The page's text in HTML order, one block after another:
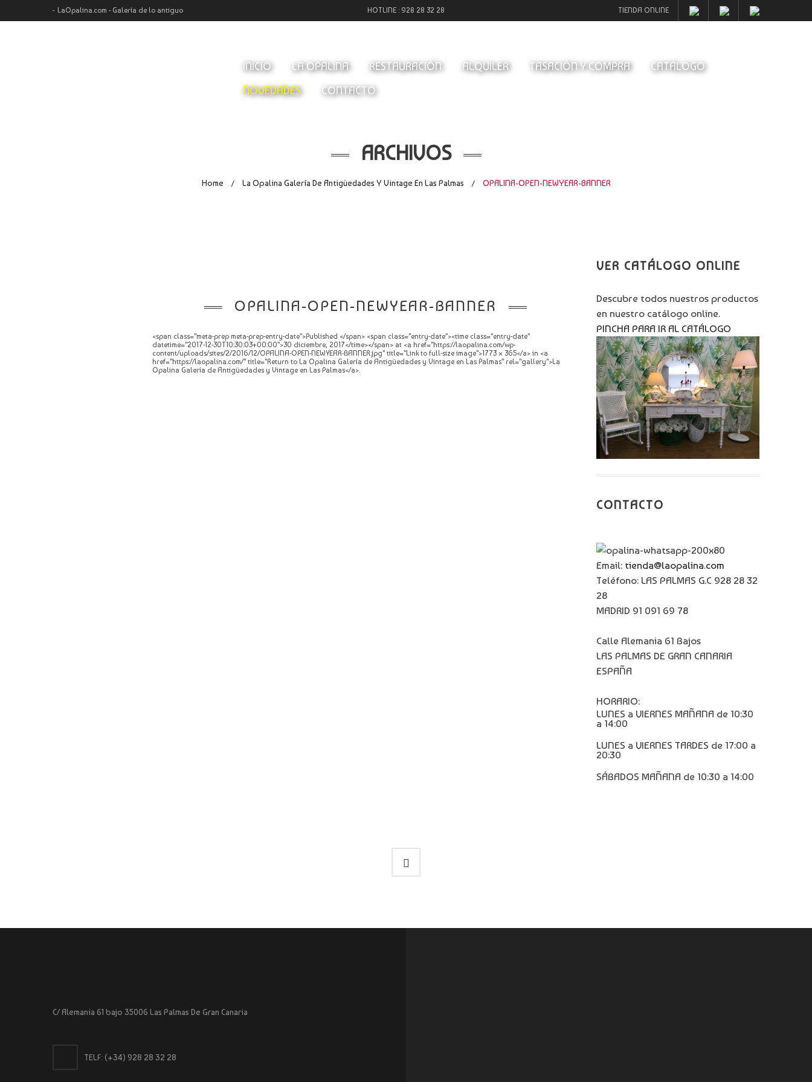
LaOpalina.com - Galería de lo antiguo HOTLINE : 928 28 32 28 TIENDA ONLINE
INICIO LA OPALINA RESTAURACIÓN ALQUILER TASACIÓN Y COMPRA
CATÁLOGO
NOVEDADES
CONTACTO
ARCHIVOS
Home / La Opalina Galería De Antigüedades Y Vintage En Las Palmas / OPALINA-OPEN-NEWYEAR-BANNER
OPALINA-OPEN-NEWYEAR-BANNER
<span class="meta-prep meta-prep-entry-date">Published </span> <span class="entry-date"><time class="entry-date"
datetime="2017-12-30T10:30:03+00:00">30 diciembre, 2017</time></span> at <a href="https://laopalina.com/wp-
content/uploads/sites/2/2016/12/OPALINA-OPEN-NEWYEAR-BANNER.jpg" title="Link to full-size image">1773 × 365</a> in <a
href="https://laopalina.com/" title="Return to La Opalina Galería de Antigüedades y Vintage en Las Palmas" rel="gallery">La
Opalina Galería de Antigüedades y Vintage en Las Palmas</a>.
VER CATÁLOGO ONLINE
Descubre todos nuestros productos
en nuestro catálogo online.
PINCHA PARA IR AL CATÁLOGO
CONTACTO
Email: tienda@laopalina.com
Teléfono: LAS PALMAS G.C 928 28 32
28
MADRID 91 091 69 78
Calle Alemania 61 Bajos
LAS PALMAS DE GRAN CANARIA
ESPAÑA
HORARIO:
LUNES a VIERNES MAÑANA de 10:30
a 14:00
LUNES a VIERNES TARDES de 17:00 a
20:30
SÁBADOS MAÑANA de 10:30 a 14:00
C/ Alemania 61 bajo 35006 Las Palmas De Gran Canaria
TELF: (+34) 928 28 32 28